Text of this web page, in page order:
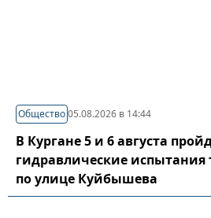
Общество05.08.2026 в 14:44
В Кургане 5 и 6 августа
гидравлические испытания
по улице Куйбышева